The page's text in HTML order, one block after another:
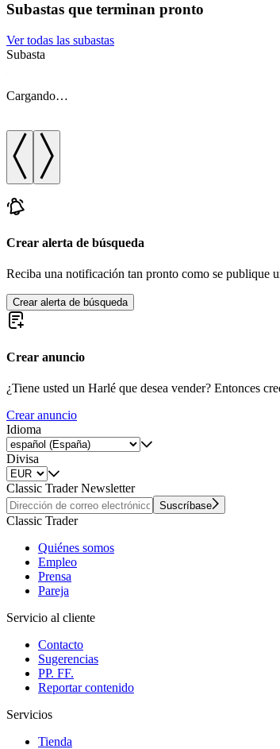
Subastas que terminan pronto
Ver todas las subastas
Subasta
Cargando…
Crear alerta de búsqueda
Reciba una notificación tan pronto como se publique
Crear alerta de búsqueda
Crear anuncio
¿Tiene usted un Harlé que desea vender? Entonces
Crear anuncio
Idioma
Divisa
Classic Trader Newsletter
Suscríbase
Classic Trader
Quiénes somos
Empleo
Prensa
Pareja
Servicio al cliente
Contacto
Sugerencias
PP. FF.
Reportar contenido
Servicios
Tienda